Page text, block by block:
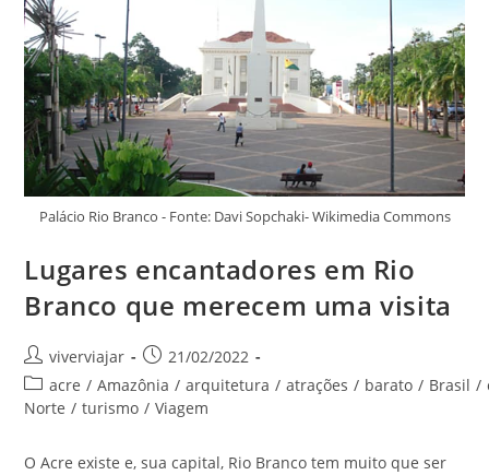
Hospedar
Palácio Rio Branco - Fonte: Davi Sopchaki- Wikimedia Commons
Lugares encantadores em Rio
Branco que merecem uma visita
Autor
do
post:
viverviajar
Post
publicado:
21/02/2022
Categoria
do
acre / Amazônia / arquitetura / atrações / barato / Brasil /
Norte / turismo / Viagem
O Acre existe e, sua capital, Rio Branco tem muito que ser